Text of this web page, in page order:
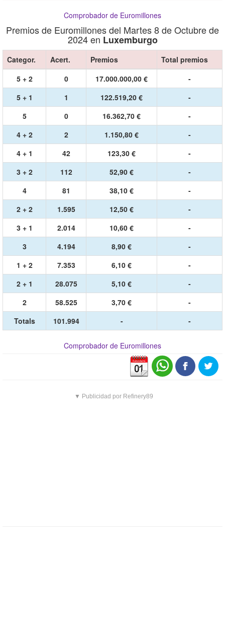
Comprobador de Euromillones
Premios de Euromillones del Martes 8 de Octubre de
2024 en Luxemburgo
Categor. Acert. Premios
Total premios
5 + 2
0 17.000.000,00 €
-
5 + 1
1 122.519,20 €
-
5
0 16.362,70 €
-
4 + 2
2 1.150,80 €
-
4 + 1
42 123,30 €
-
3 + 2
112 52,90 €
-
4
81 38,10 €
-
2 + 2
1.595 12,50 €
-
3 + 1
2.014 10,60 €
-
3
4.194 8,90 €
-
1 + 2
7.353 6,10 €
-
2 + 1
28.075 5,10 €
-
2
58.525 3,70 €
-
Totals
101.994 - -
Comprobador de Euromillones
▼ Publicidad por Refinery89